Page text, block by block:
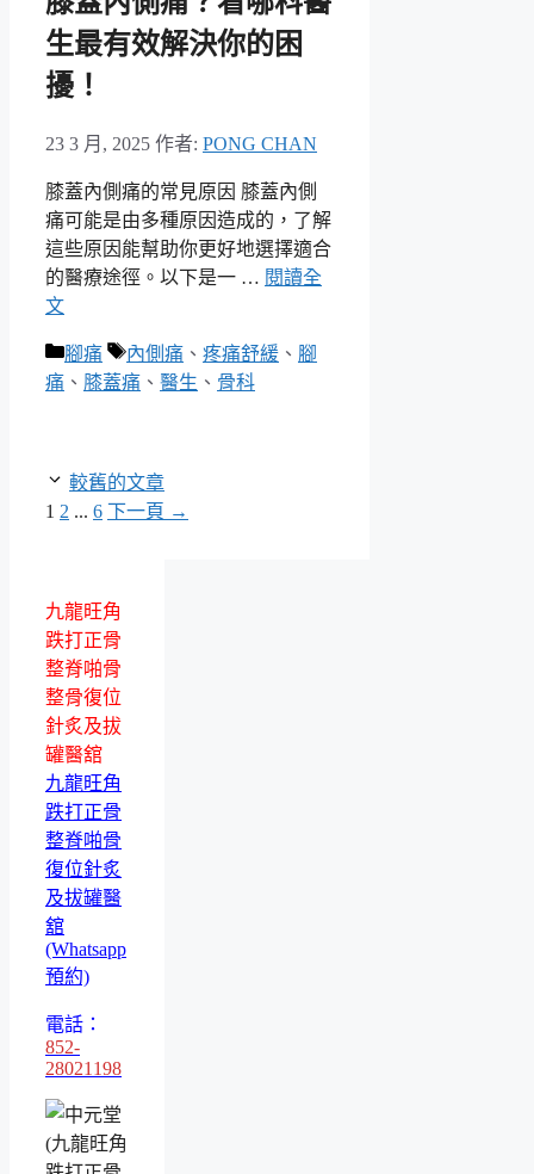
生最有效解決你的困
擾！
23 3 月, 2025 作者: PONG CHAN
膝蓋內側痛的常見原因 膝蓋內側
痛可能是由多種原因造成的，了解
這些原因能幫助你更好地選擇適合
的醫療途徑。以下是一 … 閱讀全
文
分
類
腳痛
標
籤
內側痛 、 疼痛舒緩 、 腳
痛 、 膝蓋痛 、 醫生 、 骨科
較舊的文章
頁
1 頁
2 ... 頁
6 下一頁 →
九龍旺角
跌打正骨
整脊啪骨
整骨復位
針炙及拔
罐醫舘
九龍旺角
跌打正骨
整脊啪骨
復位針炙
及拔罐醫
舘
(Whatsapp
預約)
電話：
852-
28021198